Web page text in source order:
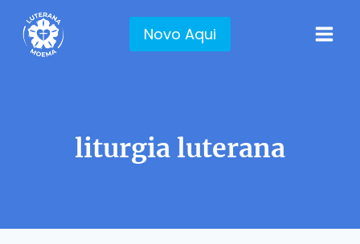
para
Novo Aqui
liturgia luterana